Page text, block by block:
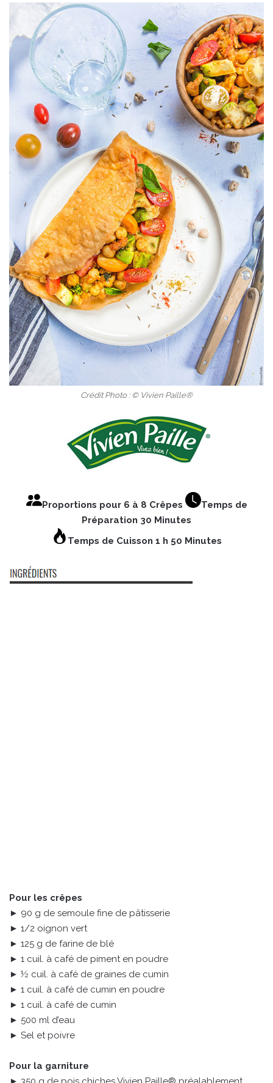
Crédit Photo : © Vivien Paille®
Proportions pour 6 à 8 Crêpes
Temps de
Préparation 30 Minutes
Temps de Cuisson 1 h 50 Minutes
Pour les crêpes
► 90 g de semoule fine de pâtisserie
► 1/2 oignon vert
► 125 g de farine de blé
► 1 cuil. à café de piment en poudre
► ½ cuil. à café de graines de cumin
► 1 cuil. à café de cumin en poudre
► 1 cuil. à café de cumin
► 500 ml d’eau
► Sel et poivre
Pour la garniture